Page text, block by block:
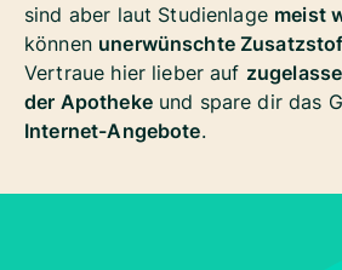
sind aber laut Studienlage meist
können unerwünschte
Vertraue hier lieber auf
der Apothekeund spare dir das
Internet-Angebote.